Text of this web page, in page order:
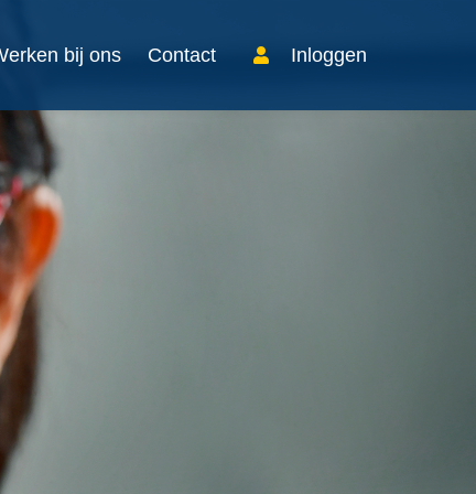
bij ons Contact Inloggen